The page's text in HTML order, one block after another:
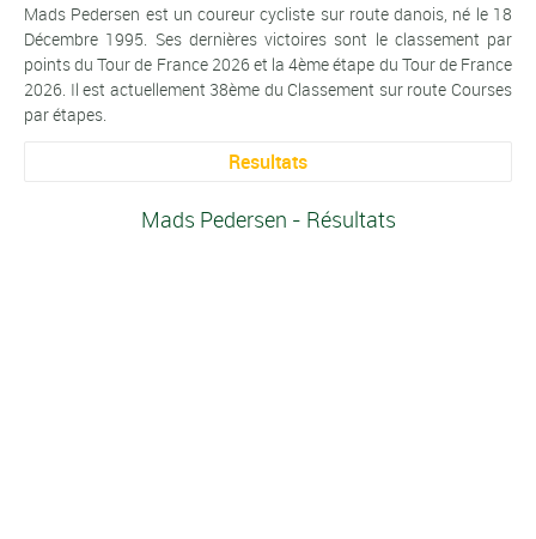
Mads Pedersen est un coureur cycliste sur route danois, né le 18
Décembre 1995. Ses dernières victoires sont le classement par
points du Tour de France 2026 et la 4ème étape du Tour de France
2026. Il est actuellement 38ème du Classement sur route Courses
par étapes.
Resultats
Mads Pedersen - Résultats